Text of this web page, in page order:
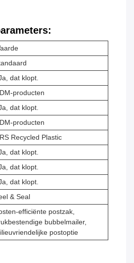
dat klopt.
producten
dat klopt.
producten
Recycled Plastic
dat klopt.
dat klopt.
dat klopt.
& Seal
efficiënte postzak,
bubbelmailer,
postoptie